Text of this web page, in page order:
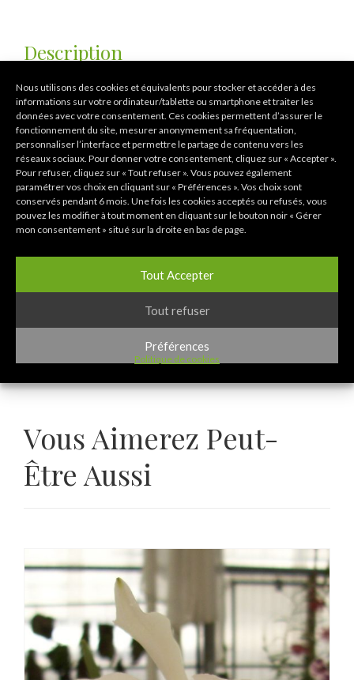
Nous utilisons des cookies et équivalents pour stocker et accéder à des
informations sur votre ordinateur/tablette ou smartphone et traiter les
données avec votre consentement. Ces cookies permettent d’assurer le
fonctionnement du site, mesurer anonymement sa fréquentation,
personnaliser l’interface et permettre le partage de contenu vers les
réseaux sociaux. Pour donner votre consentement, cliquez sur « Accepter ».
Pour refuser, cliquez sur « Tout refuser ». Vous pouvez également
paramétrer vos choix en cliquant sur « Préférences ». Vos choix sont
conservés pendant 6 mois. Une fois les cookies acceptés ou refusés, vous
pouvez les modifier à tout moment en cliquant sur le bouton noir « Gérer
mon consentement » situé sur la droite en bas de page.
Tout Accepter
Tout refuser
Préférences
Politique de cookies
Description
Informations
complémentaires
Plante : Épiphyte
Nature : Botanique
Culture : Serre tempérée
Parfum :Oui
Habitat : Forêts humides.
Vous Aimerez Peut-
Être Aussi